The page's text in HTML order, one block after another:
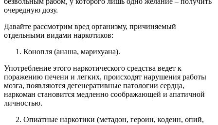
очередную дозу.
Давайте рассмотрим вред организму, причиняемый
отдельными видами наркотиков:
Конопля (анаша, марихуана).
Употребление этого наркотического средства ведет к
поражению печени и легких, происходят нарушения работы
мозга, появляются дегенеративные патологии сердца,
наркоман становится медленно соображающей и апатичной
личностью.
Опиатные наркотики (метадон, героин, кодеин, опий,